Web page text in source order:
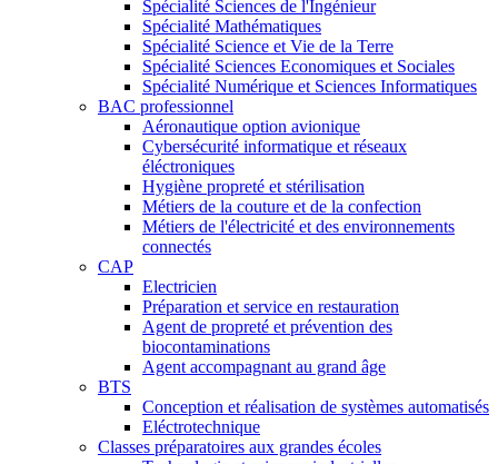
Spécialité Sciences de l'Ingénieur
Spécialité Mathématiques
Spécialité Science et Vie de la Terre
Spécialité Sciences Economiques et Sociales
Spécialité Numérique et Sciences Informatiques
BAC professionnel
Aéronautique option avionique
Cybersécurité informatique et réseaux
éléctroniques
Hygiène propreté et stérilisation
Métiers de la couture et de la confection
Métiers de l'électricité et des environnements
connectés
CAP
Electricien
Préparation et service en restauration
Agent de propreté et prévention des
biocontaminations
Agent accompagnant au grand âge
BTS
Conception et réalisation de systèmes automatisés
Eléctrotechnique
Classes préparatoires aux grandes écoles